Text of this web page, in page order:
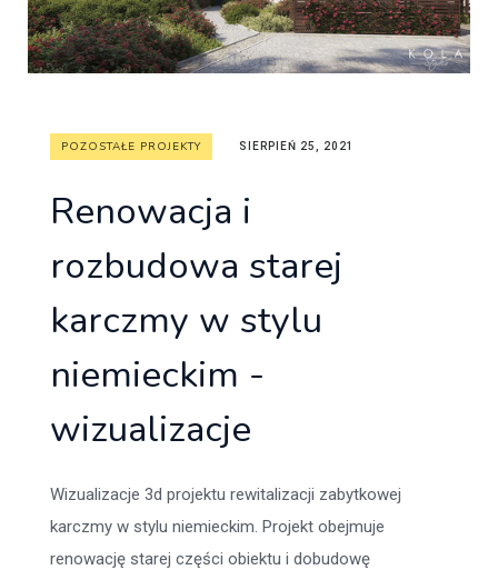
POZOSTAŁE PROJEKTY SIERPIEŃ 25, 2021
Renowacja i
rozbudowa starej
karczmy w stylu
niemieckim -
wizualizacje
Wizualizacje 3d projektu rewitalizacji zabytkowej
karczmy w stylu niemieckim. Projekt obejmuje
renowację starej części obiektu i dobudowę